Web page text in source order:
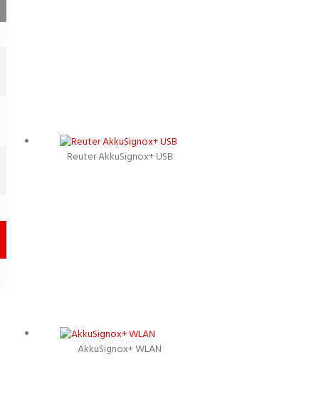
Reuter AkkuSignox+ USB
AkkuSignox+ WLAN